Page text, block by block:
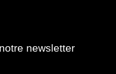
newsletter